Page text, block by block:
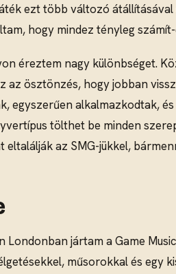
ezt több változó
hogy mindez tényleg
éreztem nagy különbséget.
ösztönzés, hogy jobban
egyszerűen alkalmazkodtak,
tölthet be minden
az SMG-jükkel,
jártam a Game
műsorokkal és egy